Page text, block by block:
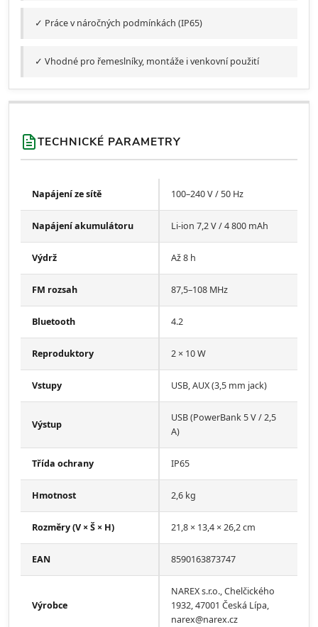
✓ Práce v náročných podmínkách (IP65)
✓ Vhodné pro řemeslníky, montáže i venkovní použití
TECHNICKÉ PARAMETRY
Napájení ze sítě 100–240 V / 50 Hz
Napájení akumulátoru Li-ion 7,2 V / 4 800 mAh
Výdrž Až 8 h
FM rozsah 87,5–108 MHz
Bluetooth 4.2
Reproduktory 2 × 10 W
Vstupy USB, AUX (3,5 mm jack)
Výstup
USB (PowerBank 5 V / 2,5
A)
Třída ochrany IP65
Hmotnost 2,6 kg
Rozměry (V × Š × H) 21,8 × 13,4 × 26,2 cm
EAN 8590163873747
Výrobce
NAREX s.r.o., Chelčického
1932, 47001 Česká Lípa,
narex@narex.cz